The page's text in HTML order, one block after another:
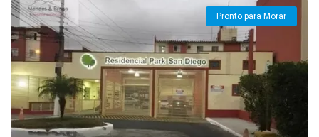
Pronto para Morar